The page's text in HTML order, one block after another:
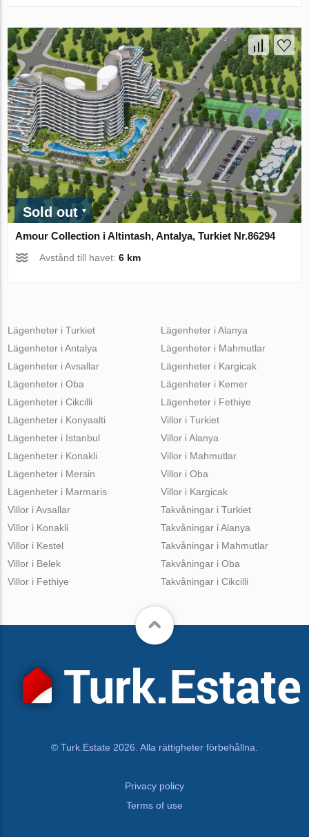
Sold out
Amour Collection i Altintash, Antalya, Turkiet Nr.86294
Avstånd till havet:6 km
Lägenheter i Turkiet
Lägenheter i Antalya
Lägenheter i Avsallar
Lägenheter i Oba
Lägenheter i Cikcilli
Lägenheter i Alanya
Lägenheter i Mahmutlar
Lägenheter i Kargicak
Lägenheter i Kemer
Lägenheter i Fethiye
Lägenheter i Konyaalti
Lägenheter i Istanbul
Lägenheter i Konakli
Lägenheter i Mersin
Lägenheter i Marmaris
Villor i Turkiet
Villor i Alanya
Villor i Mahmutlar
Villor i Oba
Villor i Kargicak
Villor i Avsallar
Villor i Konakli
Villor i Kestel
Villor i Belek
Villor i Fethiye
Takvåningar i Turkiet
Takvåningar i Alanya
Takvåningar i Mahmutlar
Takvåningar i Oba
Takvåningar i Cikcilli
© Turk.Estate 2026. Alla rättigheter förbehållna.
Privacy policy
Terms of use